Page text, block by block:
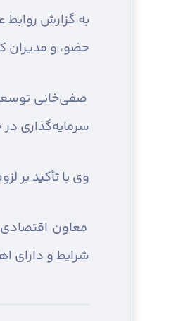
به گزارش روابط
حضو، و مدیران
صفی‌خانی
سرمایه‌گذاری
وی با تأکید بر
معاون اقتصادی
شرایط و دارای